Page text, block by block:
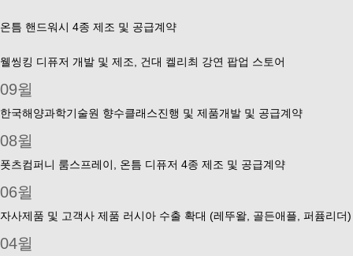
온틈 핸드워시 4종 제조 및 공급계약
웰씽킹 디퓨저 개발 및 제조, 건대 켈리최 강연 팝업 스토어
09윌
한국해양과학기술원 향수클래스진행 및 제품개발 및 공급계약
08윌
폿츠컴퍼니 룸스프레이, 온틈 디퓨저 4종 제조 및 공급계약
06윌
자사제품 및 고객사 제품 러시아 수출 확대 (레뚜왈, 골든애플, 퍼퓸리더)
04윌